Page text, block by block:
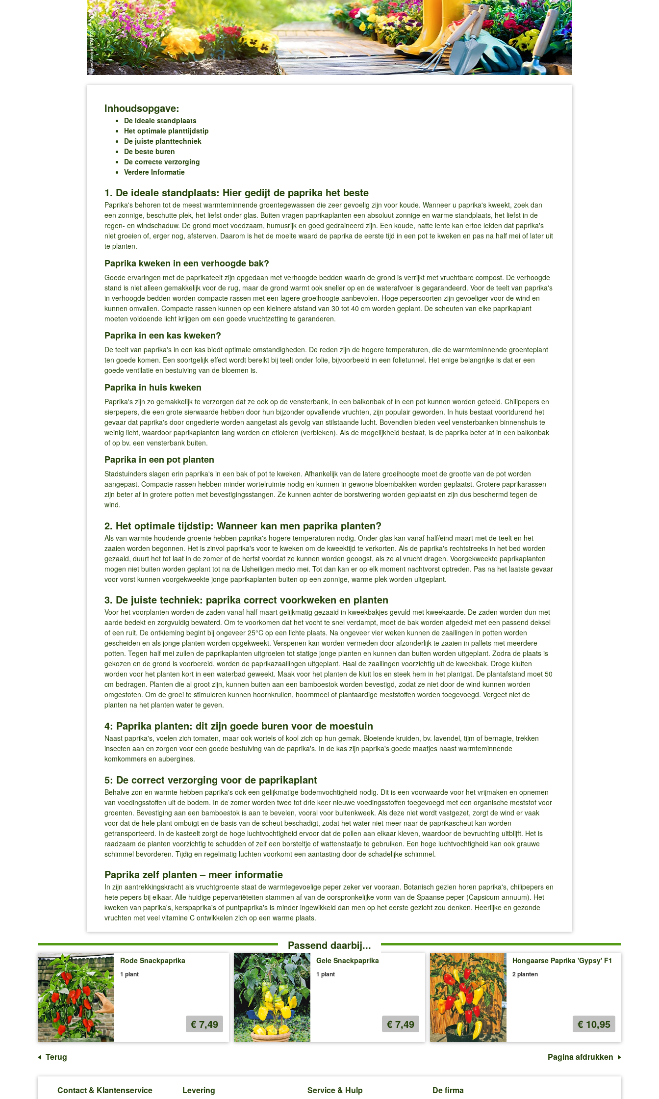
Inhoudsopgave:
De ideale standplaats
Het optimale planttijdstip
De juiste planttechniek
De beste buren
De correcte verzorging
Verdere Informatie
1. De ideale standplaats: Hier gedijt de paprika het beste
Paprika's behoren tot de meest warmteminnende groentegewassen die zeer gevoelig zijn voor koude. Wanneer u paprika's kweekt, zoek dan
een zonnige, beschutte plek, het liefst onder glas. Buiten vragen paprikaplanten een absoluut zonnige en warme standplaats, het liefst in de
regen- en windschaduw. De grond moet voedzaam, humusrijk en goed gedraineerd zijn. Een koude, natte lente kan ertoe leiden dat paprika's
niet groeien of, erger nog, afsterven. Daarom is het de moeite waard de paprika de eerste tijd in een pot te kweken en pas na half mei of later uit
te planten.
Paprika kweken in een verhoogde bak?
Goede ervaringen met de paprikateelt zijn opgedaan met verhoogde bedden waarin de grond is verrijkt met vruchtbare compost. De verhoogde
stand is niet alleen gemakkelijk voor de rug, maar de grond warmt ook sneller op en de waterafvoer is gegarandeerd. Voor de teelt van paprika's
in verhoogde bedden worden compacte rassen met een lagere groeihoogte aanbevolen. Hoge pepersoorten zijn gevoeliger voor de wind en
kunnen omvallen. Compacte rassen kunnen op een kleinere afstand van 30 tot 40 cm worden geplant. De scheuten van elke paprikaplant
moeten voldoende licht krijgen om een goede vruchtzetting te garanderen.
Paprika in een kas kweken?
De teelt van paprika's in een kas biedt optimale omstandigheden. De reden zijn de hogere temperaturen, die de warmteminnende groenteplant
ten goede komen. Een soortgelijk effect wordt bereikt bij teelt onder folie, bijvoorbeeld in een folietunnel. Het enige belangrijke is dat er een
goede ventilatie en bestuiving van de bloemen is.
Paprika in huis kweken
Paprika's zijn zo gemakkelijk te verzorgen dat ze ook op de vensterbank, in een balkonbak of in een pot kunnen worden geteeld. Chilipepers en
sierpepers, die een grote sierwaarde hebben door hun bijzonder opvallende vruchten, zijn populair geworden. In huis bestaat voortdurend het
gevaar dat paprika's door ongedierte worden aangetast als gevolg van stilstaande lucht. Bovendien bieden veel vensterbanken binnenshuis te
weinig licht, waardoor paprikaplanten lang worden en etioleren (verbleken). Als de mogelijkheid bestaat, is de paprika beter af in een balkonbak
of op bv. een vensterbank buiten.
Paprika in een pot planten
Stadstuinders slagen erin paprika's in een bak of pot te kweken. Afhankelijk van de latere groeihoogte moet de grootte van de pot worden
aangepast. Compacte rassen hebben minder wortelruimte nodig en kunnen in gewone bloembakken worden geplaatst. Grotere paprikarassen
zijn beter af in grotere potten met bevestigingsstangen. Ze kunnen achter de borstwering worden geplaatst en zijn dus beschermd tegen de
wind.
2. Het optimale tijdstip: Wanneer kan men paprika planten?
Als van warmte houdende groente hebben paprika's hogere temperaturen nodig. Onder glas kan vanaf half/eind maart met de teelt en het
zaaien worden begonnen. Het is zinvol paprika's voor te kweken om de kweektijd te verkorten. Als de paprika's rechtstreeks in het bed worden
gezaaid, duurt het tot laat in de zomer of de herfst voordat ze kunnen worden geoogst, als ze al vrucht dragen. Voorgekweekte paprikaplanten
mogen niet buiten worden geplant tot na de IJsheiligen medio mei. Tot dan kan er op elk moment nachtvorst optreden. Pas na het laatste gevaar
voor vorst kunnen voorgekweekte jonge paprikaplanten buiten op een zonnige, warme plek worden uitgeplant.
3. De juiste techniek: paprika correct voorkweken en planten
Voor het voorplanten worden de zaden vanaf half maart gelijkmatig gezaaid in kweekbakjes gevuld met kweekaarde. De zaden worden dun met
aarde bedekt en zorgvuldig bewaterd. Om te voorkomen dat het vocht te snel verdampt, moet de bak worden afgedekt met een passend deksel
of een ruit. De ontkieming begint bij ongeveer 25°C op een lichte plaats. Na ongeveer vier weken kunnen de zaailingen in potten worden
gescheiden en als jonge planten worden opgekweekt. Verspenen kan worden vermeden door afzonderlijk te zaaien in pallets met meerdere
potten. Tegen half mei zullen de paprikaplanten uitgroeien tot statige jonge planten en kunnen dan buiten worden uitgeplant. Zodra de plaats is
gekozen en de grond is voorbereid, worden de paprikazaailingen uitgeplant. Haal de zaailingen voorzichtig uit de kweekbak. Droge kluiten
worden voor het planten kort in een waterbad geweekt. Maak voor het planten de kluit los en steek hem in het plantgat. De plantafstand moet 50
cm bedragen. Planten die al groot zijn, kunnen buiten aan een bamboestok worden bevestigd, zodat ze niet door de wind kunnen worden
omgestoten. Om de groei te stimuleren kunnen hoornkrullen, hoornmeel of plantaardige meststoffen worden toegevoegd. Vergeet niet de
planten na het planten water te geven.
4: Paprika planten: dit zijn goede buren voor de moestuin
Naast paprika's, voelen zich tomaten, maar ook wortels of kool zich op hun gemak. Bloeiende kruiden, bv. lavendel, tijm of bernagie, trekken
insecten aan en zorgen voor een goede bestuiving van de paprika's. In de kas zijn paprika's goede maatjes naast warmteminnende
komkommers en aubergines.
5: De correct verzorging voor de paprikaplant
Behalve zon en warmte hebben paprika's ook een gelijkmatige bodemvochtigheid nodig. Dit is een voorwaarde voor het vrijmaken en opnemen
van voedingsstoffen uit de bodem. In de zomer worden twee tot drie keer nieuwe voedingsstoffen toegevoegd met een organische meststof voor
groenten. Bevestiging aan een bamboestok is aan te bevelen, vooral voor buitenkweek. Als deze niet wordt vastgezet, zorgt de wind er vaak
voor dat de hele plant ombuigt en de basis van de scheut beschadigt, zodat het water niet meer naar de paprikascheut kan worden
getransporteerd. In de kasteelt zorgt de hoge luchtvochtigheid ervoor dat de pollen aan elkaar kleven, waardoor de bevruchting uitblijft. Het is
raadzaam de planten voorzichtig te schudden of zelf een borsteltje of wattenstaafje te gebruiken. Een hoge luchtvochtigheid kan ook grauwe
schimmel bevorderen. Tijdig en regelmatig luchten voorkomt een aantasting door de schadelijke schimmel.
Paprika zelf planten – meer informatie
In zijn aantrekkingskracht als vruchtgroente staat de warmtegevoelige peper zeker ver vooraan. Botanisch gezien horen paprika's, chilipepers en
hete pepers bij elkaar. Alle huidige pepervariëteiten stammen af van de oorspronkelijke vorm van de Spaanse peper (Capsicum annuum). Het
kweken van paprika's, kerspaprika's of puntpaprika's is minder ingewikkeld dan men op het eerste gezicht zou denken. Heerlijke en gezonde
vruchten met veel vitamine C ontwikkelen zich op een warme plaats.
Passend daarbij...
Rode Snackpaprika
1 plant
€ 7,49
Gele Snackpaprika
1 plant
€ 7,49
Hongaarse Paprika 'Gypsy' F1
2 planten
€ 10,95
Terug Pagina afdrukken
Contact & Klantenservice Levering Service & Hulp De firma